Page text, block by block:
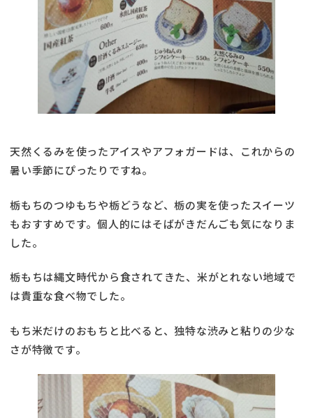
天然くるみを使ったアイスやアフォガードは、これからの
暑い季節にぴったりですね。
栃もちのつゆもちや栃どうなど、栃の実を使ったスイーツ
もおすすめです。個人的にはそばがきだんごも気になりま
した。
栃もちは縄文時代から食されてきた、米がとれない地域で
は貴重な食べ物でした。
もち米だけのおもちと比べると、独特な渋みと粘りの少な
さが特徴です。